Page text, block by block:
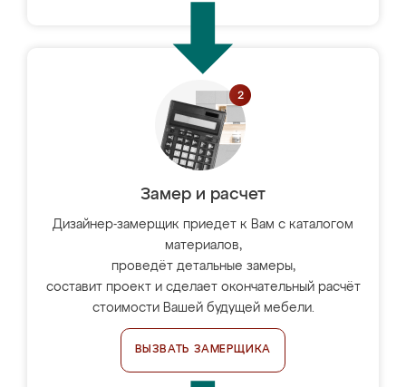
Замер и расчет
Дизайнер-замерщик приедет к Вам с каталогом
материалов,
проведёт детальные замеры,
составит проект и сделает окончательный расчёт
стоимости Вашей будущей мебели.
ВЫЗВАТЬ ЗАМЕРЩИКА